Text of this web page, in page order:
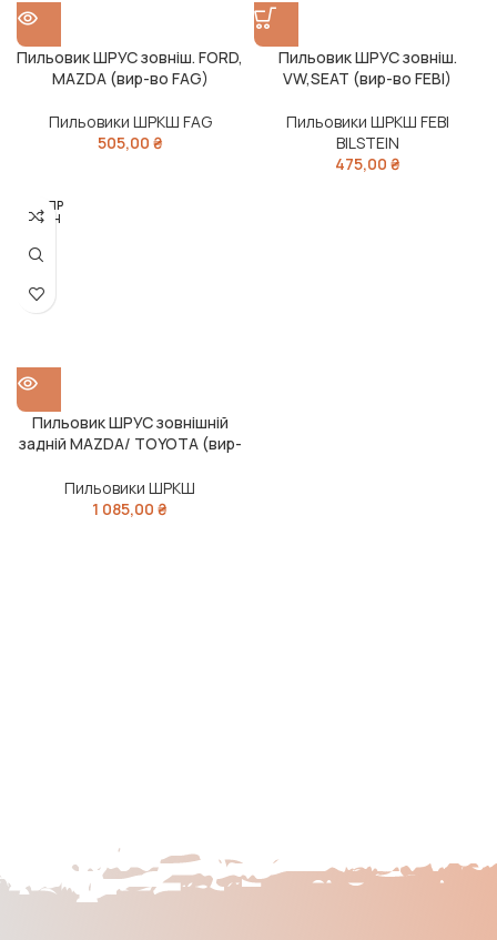
Пильовик ШРУС зовніш. FORD,
MAZDA (вир-во FAG)
Пильовики ШРКШ FAG
505,00 ₴
Пильовик ШРУС зовніш.
VW,SEAT (вир-во FEBI)
Пильовики ШРКШ FEBI
BILSTEIN
475,00 ₴
РОЗПР
ОДАН
Пильовик ШРУС зовнішній
задній MAZDA/ TOYOTA (вир-
Пильовики ШРКШ
1 085,00 ₴